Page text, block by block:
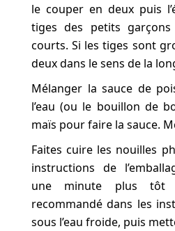
le couper en deux puis
tiges des petits
courts. Si les tiges sont
deux dans le sens de la
Mélanger la sauce de
l’eau (ou le bouillon de
maïs pour faire la sauce.
Faites cuire les nouilles
instructions de
une minute plus
recommandé dans les
sous l’eau froide, puis